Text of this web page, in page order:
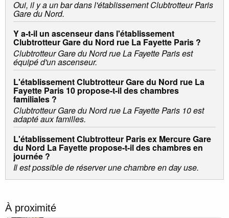
Oui, il y a un bar dans l'établissement Clubtrotteur Paris
Gare du Nord.
Y a-t-il un ascenseur dans l'établissement
Clubtrotteur Gare du Nord rue La Fayette Paris ?
Clubtrotteur Gare du Nord rue La Fayette Paris est
équipé d'un ascenseur.
L'établissement Clubtrotteur Gare du Nord rue La
Fayette Paris 10 propose-t-il des chambres
familiales ?
Clubtrotteur Gare du Nord rue La Fayette Paris 10 est
adapté aux familles.
L'établissement Clubtrotteur Paris ex Mercure Gare
du Nord La Fayette propose-t-il des chambres en
journée ?
Il est possible de réserver une chambre en day use.
À proximité